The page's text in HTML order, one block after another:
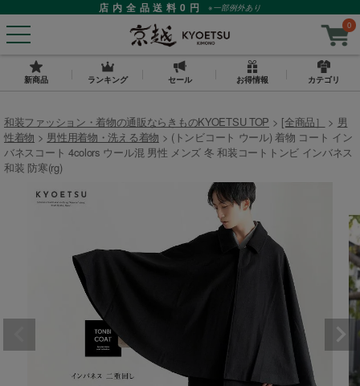
店内全品送料0円
※一部例外あり
0
新商品 ランキング セール お得情報 カテゴリ
和装ファッション・着物の通販ならきものKYOETSU TOP [全商品］
男
性着物
男性用着物・洗える着物
(トンビコート ウール) 着物 コート イン
バネスコート 4colors ウール混 男性 メンズ 冬 和装コートトンビ インバネス
和装 防寒(rg)